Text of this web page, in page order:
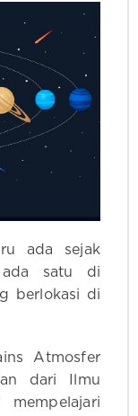
ada sejak
satu di
berlokasi di
Atmosfer
dari Ilmu